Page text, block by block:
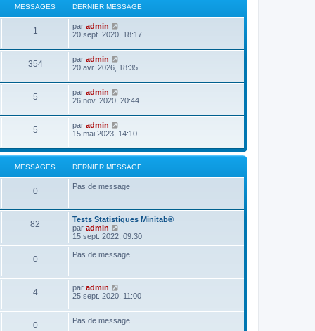
r
m
e
s
r
r
s
s
a
e
e
n
i
r
e
s
g
MESSAGES DERNIER MESSAGE
1 par admin
r
e
e
n
e
m
s
a
g
e
20 sept. 2020, 18:17
354 par admin
o
r
e
e
n
e
r
m
e
s
s
g
e
20 avr. 2026, 18:35
5 par admin
o
r
e
e
r
n
i
e
e
s
s
a
g
e
26 nov. 2020, 20:44
5 par admin
o
r
l
e
e
r
i
e
m
e
s
g
15 mai 2023, 14:10
MESSAGES DERNIER MESSAGE
0 Pas de message
82
Tests Statistiques Minitab®
par admin
o
i
r
d
n
i
e
15 sept. 2022, 09:30
0 Pas de message
4 par admin
r
l
25 sept. 2020, 11:00
0 Pas de message